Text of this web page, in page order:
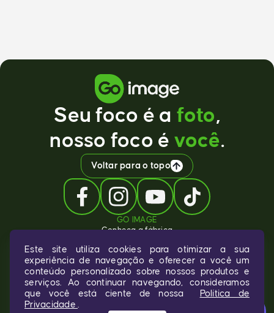
Seu foco é a foto,
nosso foco é você.
Voltar para o topo
GO IMAGE
Conheça a fábrica
Políticas
LINKS ÚTEIS
Preços
Gabaritos
Comprar créditos
Este site utiliza cookies para otimizar a sua
experiência de navegação e oferecer a você um
conteúdo personalizado sobre nossos produtos e
serviços. Ao continuar navegando, consideramos
que você está ciente de nossa
Política de
Privacidade .
Chat